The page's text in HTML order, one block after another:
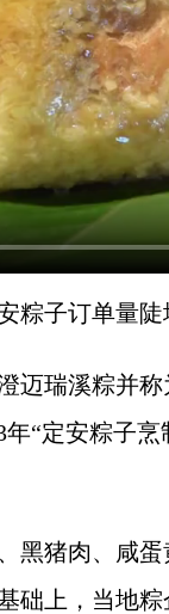
子订单量陡
瑞溪粽并称
“定安粽子
猪肉、咸蛋
础上，当地